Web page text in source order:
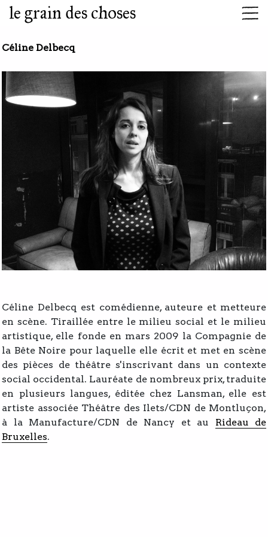
le grain des choses
Céline Delbecq
Céline Delbecq est comédienne, auteure et metteure
en scène. Tiraillée entre le milieu social et le milieu
artistique, elle fonde en mars 2009 la Compagnie de
la Bête Noire pour laquelle elle écrit et met en scène
des pièces de théâtre s'inscrivant dans un contexte
social occidental. Lauréate de nombreux prix, traduite
en plusieurs langues, éditée chez Lansman, elle est
artiste associée Théâtre des Ilets/CDN de Montluçon,
à la Manufacture/CDN de Nancy et au Rideau de
Bruxelles.